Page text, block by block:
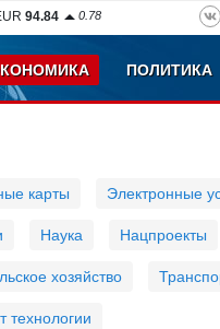
94.84 0.78
ПОЛИТИКА
карты Электронные
Наука Нацпроекты
хозяйство
технологии